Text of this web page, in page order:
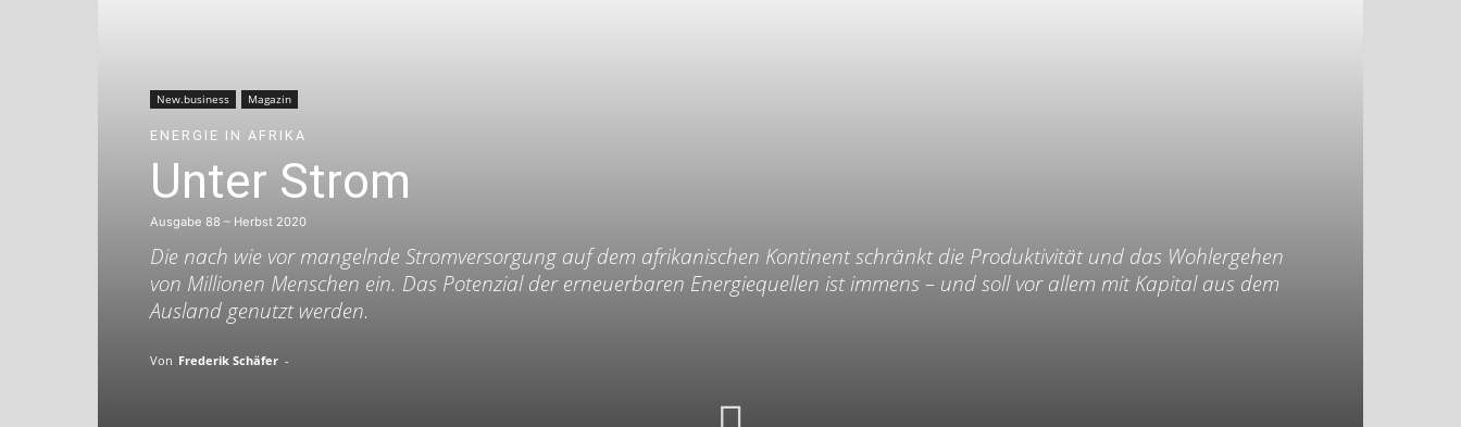
New.business Magazin
ENERGIE IN AFRIKA
Unter Strom
Ausgabe 88 – Herbst 2020
Die nach wie vor mangelnde Stromversorgung auf dem afrikanischen Kontinent schränkt die Produktivität und das Wohlergehen
von Millionen Menschen ein. Das Potenzial der erneuerbaren Energiequellen ist immens – und soll vor allem mit Kapital aus dem
Ausland genutzt werden.
Von Frederik Schäfer -